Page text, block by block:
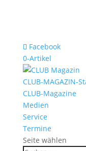
Facebook
0-Artikel
CLUB-MAGAZIN-
CLUB-Magazine
Medien
Service
Termine
Seite wählen